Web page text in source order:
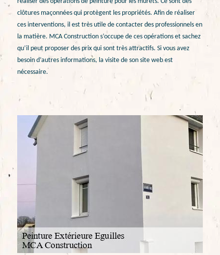
clôtures maçonnées qui protègent les propriétés. Afin de réaliser
ces interventions, il est très utile de contacter des professionnels en
la matière. MCA Construction s’occupe de ces opérations et sachez
qu’il peut proposer des prix qui sont très attractifs. Si vous avez
besoin d’autres informations, la visite de son site web est
nécessaire.